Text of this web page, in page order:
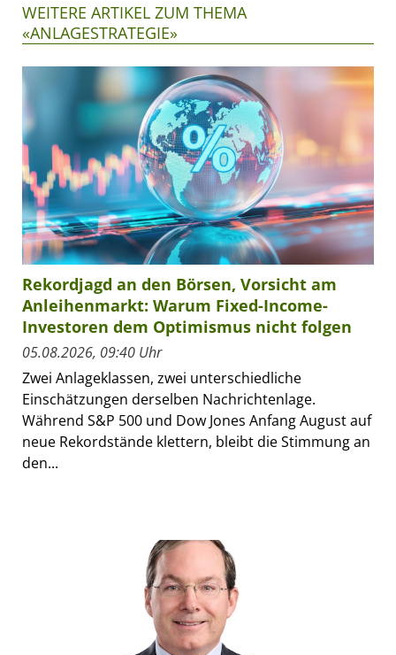
WEITERE ARTIKEL ZUM THEMA
«ANLAGESTRATEGIE»
Rekordjagd an den Börsen, Vorsicht am
Anleihenmarkt: Warum Fixed-Income-
Investoren dem Optimismus nicht folgen
05.08.2026, 09:40 Uhr
Zwei Anlageklassen, zwei unterschiedliche
Einschätzungen derselben Nachrichtenlage.
Während S&P 500 und Dow Jones Anfang August auf
neue Rekordstände klettern, bleibt die Stimmung an
den...